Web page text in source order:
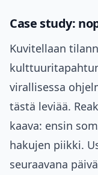
Case study:
Kuvitellaan
virallisessa
tästä leviää.
kaava: ensin
hakujen piikki.
seuraavana